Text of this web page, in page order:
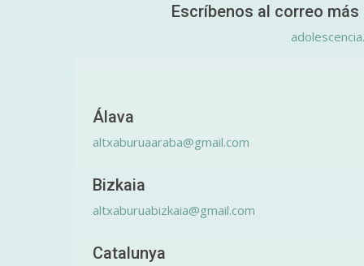
Escríbenos al correo
Álava
altxaburuaaraba@gmail.com
Bizkaia
altxaburuabizkaia@gmail.com
Catalunya